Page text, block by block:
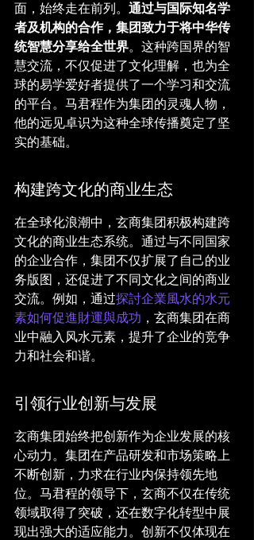
面，始终走在前列。 通过与国际知名学
者及机构的合作，集团致力于将中华传
统智慧分享给全世界。这种跨国界的智
慧交流，不仅促进了文化理解，也为全
球的易学爱好者提供了一个学习和交流
的平台。马君程作为集团的灵魂人物，
他的远见卓识为这种全球传播奠定了坚
实的基础。
构建跨文化的商业生态
在全球化浪潮中，玄商集团积极构建跨
文化的商业生态系统。通过与不同国家
的企业合作，集团不仅扩展了自己的业
务版图，还促进了不同文化之间的商业
交流。例如，通过探討企業風水的水元
素如何促進財運與成功 ，玄商集团在商
业中融入风水元素，提升了企业的竞争
力和社会和谐。
引领行业创新与发展
玄商集团始终把创新作为企业发展的核
心动力。集团在产品研发和市场策略上
不断创新，力求在行业内保持领先地
位。马君程的领导下，玄商不仅在传统
领域取得了突破，还在数字化转型中展
现出强大的适应能力。创新不仅体现在